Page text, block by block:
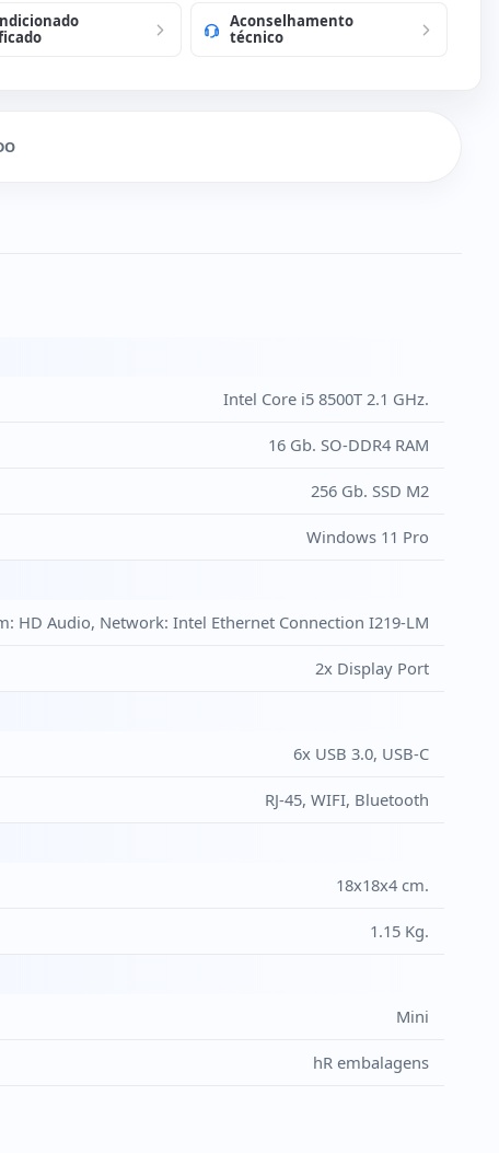
e mouse USB em espanhol (Novo)Aconselhamento
técnico
Intel Core i5 8500T 2.1 GHz.
16 Gb. SO-DDR4 RAM
256 Gb. SSD M2
Windows 11 Pro
HD Audio, Network: Intel Ethernet Connection I219-LM
2x Display Port
6x USB 3.0, USB-C
RJ-45, WIFI, Bluetooth
18x18x4 cm.
1.15 Kg.
Mini
hR embalagens